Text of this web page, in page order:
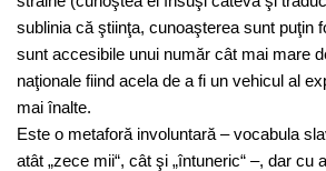
sublinia că ştiinţa, cunoaşterea sunt puţin
sunt accesibile unui număr cât mai mare
naţionale fiind acela de a fi un vehicul al
mai înalte.
Este o metaforă involuntară – vocabula
atât „zece mii“, cât şi „întuneric“ –, dar cu